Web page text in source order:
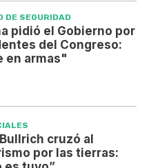
DE SEGURIDAD
pidió el Gobierno por
del Congreso:
en armas"
cruzó al
por las tierras: